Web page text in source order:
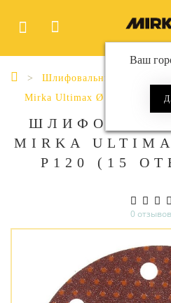
Ваш
Шлифовальные материалы
Mirka Ultimax Ø 150 мм 15
MIRKA
P120 (15
0 отзывов